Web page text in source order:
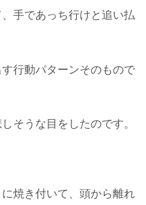
手であっち行けと追い払
行動パターンそのもので
そうな目をしたのです。
焼き付いて、頭から離れ